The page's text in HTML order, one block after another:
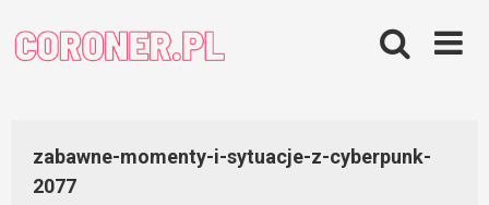
content
zabawne-momenty-i-sytuacje-z-cyberpunk-
2077